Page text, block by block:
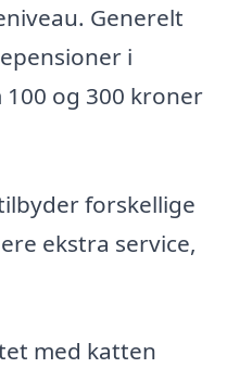
Generelt
i
og 300 kroner
forskellige
ekstra service,
med katten